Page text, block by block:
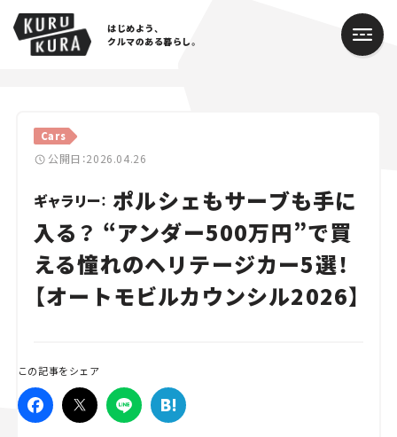
はじめよう、
クルマのある暮らし。
Cars
公開日：2026.04.26
ギャラリー： ポルシェもサーブも手に
入る？ “アンダー500万円”で買
える憧れのヘリテージカー5選！
【オートモビルカウンシル2026】
この記事をシェア
Cars
Lifestyle
Traffic
Special
Campaign
人気のハッシュタグ
スズキ ジムニー｜Suzuki Jimny